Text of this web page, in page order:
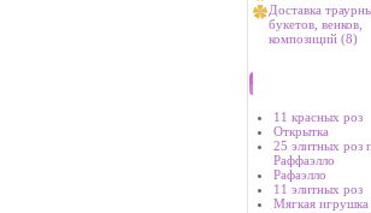
Доставка
букетов, венков,
композиций (8)
11 красных роз
Открытка
25 элитных роз
Раффаэлло
Рафаэлло
11 элитных роз
Мягкая игрушка